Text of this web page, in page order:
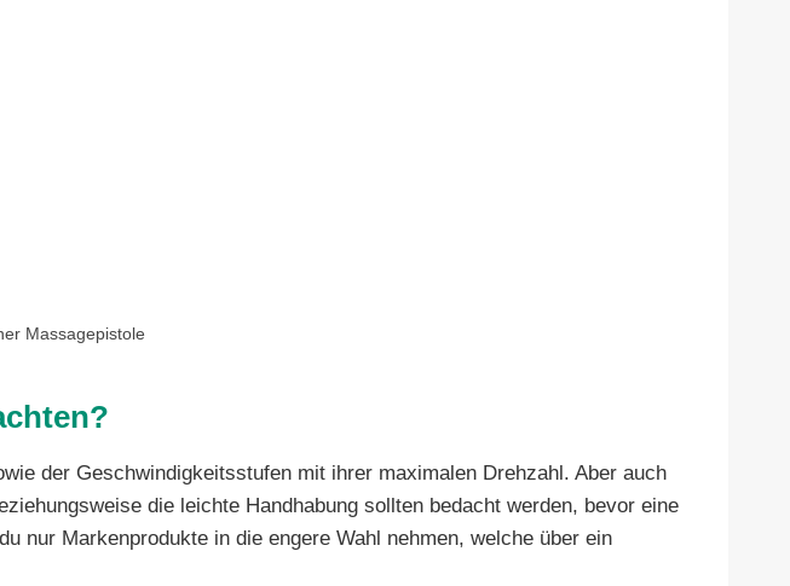
Massagepistole
der Geschwindigkeitsstufen mit ihrer maximalen Drehzahl. Aber auch
die leichte Handhabung sollten bedacht werden, bevor eine
nur Markenprodukte in die engere Wahl nehmen, welche über ein